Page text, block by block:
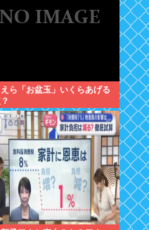
ら「お盆玉」いくらあげる